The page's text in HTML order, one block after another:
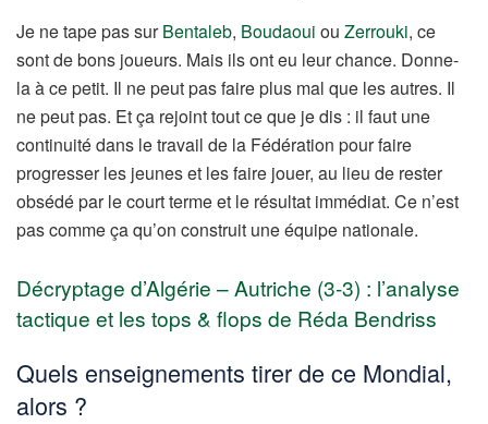
Je ne tape pas surBentaleb, Boudaoui ou Zerrouki, ce
sont de bons joueurs. Mais ils ont eu leur chance. Donne-
la à ce petit. Il ne peut pas faire plus mal que les autres. Il
ne peut pas. Et ça rejoint tout ce que je dis : il faut une
continuité dans le travail de la Fédération pour faire
progresser les jeunes et les faire jouer, au lieu de rester
obsédé par le court terme et le résultat immédiat. Ce n’est
pas comme ça qu’on construit une équipe nationale.
Décryptage d’Algérie – Autriche (3-3) : l’analyse
tactique et les tops & flops de Réda Bendriss
Quels enseignements tirer de ce Mondial,
alors ?